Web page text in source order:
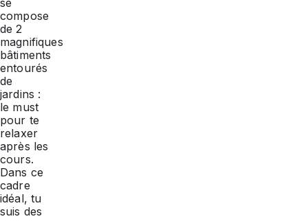
se
compose
de 2
magnifiques
bâtiments
entourés
de
jardins :
le must
pour te
relaxer
après les
cours.
Dans ce
cadre
idéal, tu
suis des